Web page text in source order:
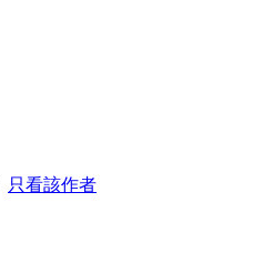
只看該作者